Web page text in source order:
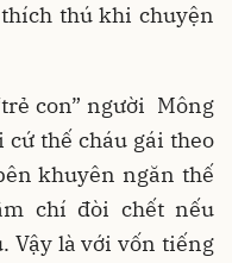
thú khi chuyện
con” người Mông
thế cháu gái theo
khuyên ngăn thế
chí đòi chết nếu
Vậy là với vốn tiếng